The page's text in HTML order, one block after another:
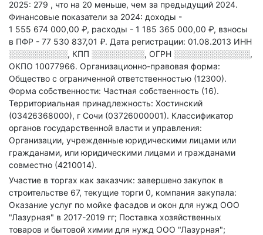
2025: 279 , что на 20 меньше, чем за предыдущий 2024.
Финансовые показатели за 2024: доходы -
1 555 674 000,00 ₽, расходы - 1 185 365 000,00 ₽, взносы
в ПФР - 77 530 837,01 ₽. Дата регистрации: 01.08.2013 ИНН
░░░░░░░░░░, КПП ░░░░░░░░░, ОГРН ░░░░░░░░░░░░░,
ОКПО 10077966. Организационно-правовая форма:
Общество с ограниченной ответственностью (12300).
Форма собственности: Частная собственность (16).
Территориальная принадлежность: Хостинский
(03426368000), г Сочи (03726000001). Классификатор
органов государственной власти и управления:
Организации, учрежденные юридическими лицами или
гражданами, или юридическими лицами и гражданами
совместно (4210014).
Участие в торгах как заказчик: завершено закупок в
строительстве 67, текущие торги 0, компания закупала:
Оказание услуг по мойке фасадов и окон для нужд ООО
"Лазурная" в 2017-2019 гг; Поставка хозяйственных
товаров и бытовой химии для нужд ООО "Лазурная";